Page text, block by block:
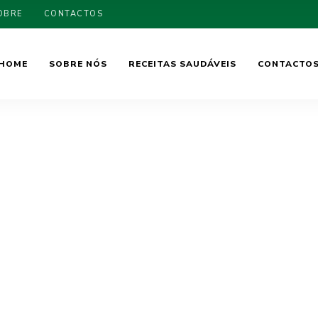
CONTACTOS
SOBRE NÓS RECEITAS SAUDÁVEIS